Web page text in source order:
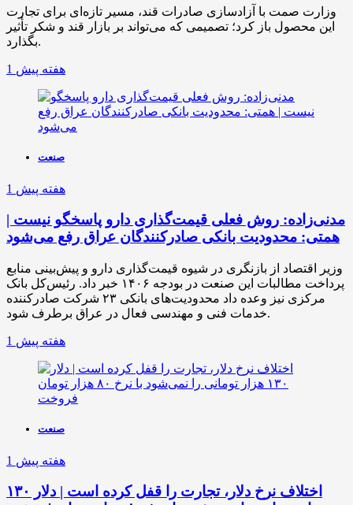
وزارت صمت با آزادسازی صادرات قند، مسیر تازه‌ای برای تجارت
این محصول باز کرد؛ تصمیمی که می‌تواند بر بازار قند و شکر تأثیر
بگذارد.
1 هفته پیش
صنعت
1 هفته پیش
مدنی‌زاده: روش فعلی قیمت‌گذاری دارو پاسخگو نیست |
همتی: محدودیت بانکی صادرکنندگان عراق رفع می‌شود
وزیر اقتصاد از بازنگری در شیوه قیمت‌گذاری دارو و پیش‌بینی منابع
پرداخت مطالبات این صنعت در بودجه ۱۴۰۶ خبر داد. رئیس‌کل بانک
مرکزی نیز وعده داد محدودیت‌های بانکی ۲۳ شرکت صادرکننده
خدمات فنی و مهندسی فعال در عراق برطرف شود.
1 هفته پیش
صنعت
1 هفته پیش
اختلاف نرخ دلار، تجارت را قفل کرده است | دلار ۱۳۰